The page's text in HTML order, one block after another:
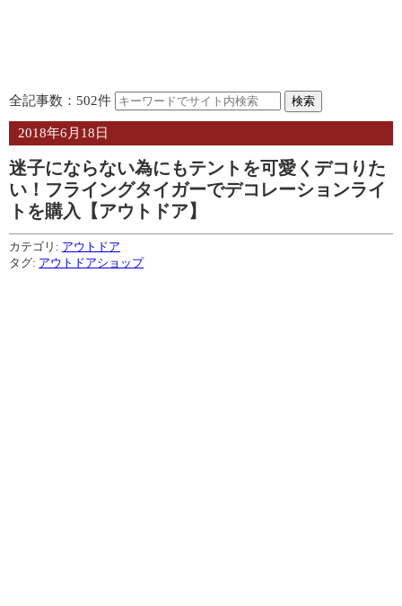
全記事数：502件
2018年6月18日
迷子にならない為にもテントを可愛くデコりた
い！フライングタイガーでデコレーションライ
トを購入【アウトドア】
カテゴリ: アウトドア
タグ: アウトドアショップ